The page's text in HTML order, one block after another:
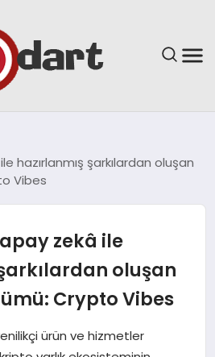
hazırlanmış şarkılardan oluşan
Vibes
zekâ ile
oluşan
Crypto Vibes
ürün ve hizmetler